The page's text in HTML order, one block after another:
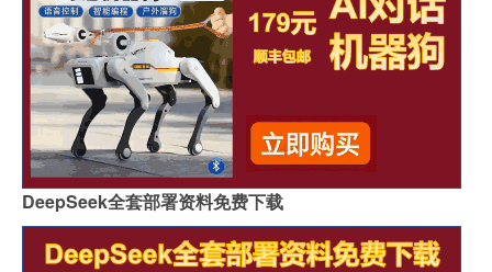
DeepSeek全套部署资料免费下载